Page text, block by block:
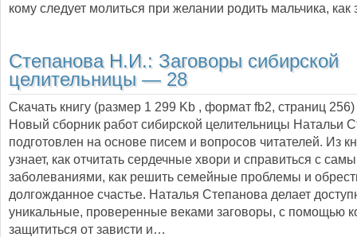
кому следует молиться при желании родить мальчика,
Степанова Н.И.: Заговоры сибирской
целительницы — 28
Скачать книгу (размер 1 299 Kb , формат fb2, страниц 256
Новый сборник работ сибирской целительницы Натальи
подготовлен на основе писем и вопросов читателей. Из
узнает, как отчитать сердечные хвори и справиться с
заболеваниями, как решить семейные проблемы и
долгожданное счастье. Наталья Степанова делает
уникальные, проверенные веками заговоры, с помощью
защититься от зависти и…